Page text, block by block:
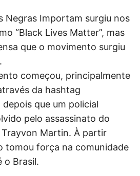
Negras Importam surgiu nos
“Black Lives Matter”, mas
que o movimento surgiu
começou, principalmente
da hashtag
que um policial
pelo assassinato do
Martin. À partir
tomou força na comunidade
o Brasil.